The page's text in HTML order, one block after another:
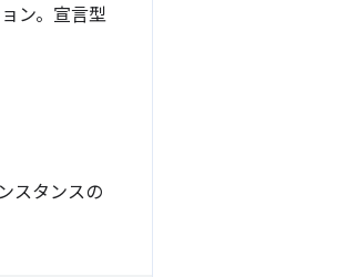
ン。宣言型
スタンスの